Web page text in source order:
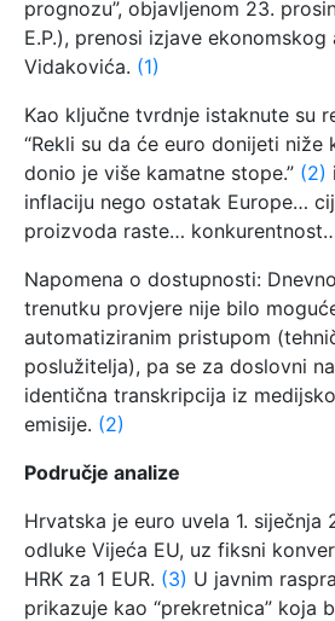
prognozu”, objavljenom 23.
E.P.), prenosi izjave ekonomskog
Vidakovića. (1)
Kao ključne tvrdnje istaknute su
“Rekli su da će euro donijeti niže
donio je više kamatne stope.” (2)
inflaciju nego ostatak Europe…
proizvoda raste…
Napomena o dostupnosti:
trenutku provjere nije bilo
automatiziranim pristupom
poslužitelja), pa se za doslovni
identična transkripcija iz
emisije. (2)
Područje analize
Hrvatska je euro uvela 1. siječnja
odluke Vijeća EU, uz fiksni
HRK za 1 EUR. (3) U javnim
prikazuje kao “prekretnica” koja